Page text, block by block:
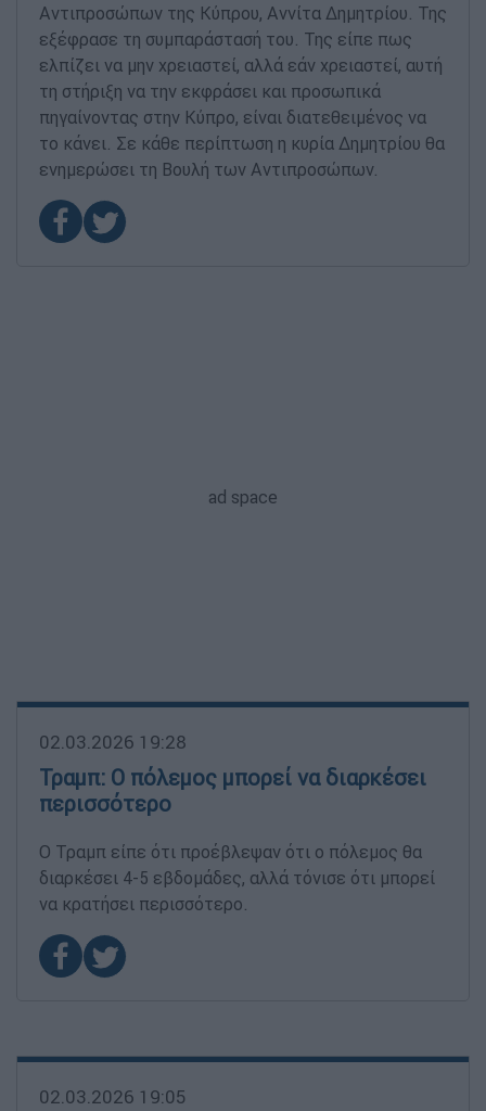
Αντιπροσώπων της Κύπρου, Αννίτα Δημητρίου. Της
εξέφρασε τη συμπαράστασή του. Της είπε πως
ελπίζει να μην χρειαστεί, αλλά εάν χρειαστεί, αυτή
τη στήριξη να την εκφράσει και προσωπικά
πηγαίνοντας στην Κύπρο, είναι διατεθειμένος να
το κάνει. Σε κάθε περίπτωση η κυρία Δημητρίου θα
ενημερώσει τη Βουλή των Αντιπροσώπων.
02.03.2026 19:28
Τραμπ: Ο πόλεμος μπορεί να διαρκέσει
περισσότερο
Ο Τραμπ είπε ότι προέβλεψαν ότι ο πόλεμος θα
διαρκέσει 4-5 εβδομάδες, αλλά τόνισε ότι μπορεί
να κρατήσει περισσότερο.
02.03.2026 19:05